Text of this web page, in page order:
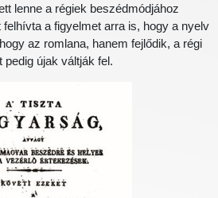
lenne a régiek beszédmódjához
a figyelmet arra is, hogy a nyelv
az romlana, hanem fejlődik, a régi
újak váltják fel.